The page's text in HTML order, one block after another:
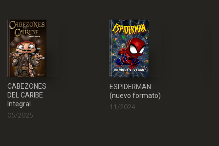
CABEZONES
DEL CARIBE
Integral
05/2025
ESPIDERMAN
(nuevo formato)
11/2024